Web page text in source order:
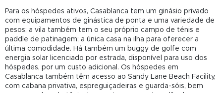
Para os hóspedes ativos, Casablanca tem um ginásio privado
com equipamentos de ginástica de ponta e uma variedade de
pesos; a vila também tem o seu próprio campo de ténis e
paddle de patinagem; a única casa na ilha para oferecer a
última comodidade. Há também um buggy de golfe com
energia solar licenciado por estrada, disponível para uso dos
hóspedes, por um custo adicional. Os hóspedes em
Casablanca também têm acesso ao Sandy Lane Beach Facility,
com cabana privativa, espreguiçadeiras e guarda-sóis, bem